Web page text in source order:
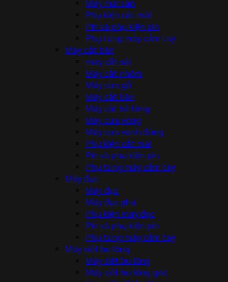
Phụ kiện cắt mài
Pin và phụ kiện pin
Phụ tùng máy cầm tay
Máy cắt bàn
máy cắt sắt
Máy cắt nhôm
Máy cưa gỗ
Máy cắt bàn
Máy cắt bê tông
Máy cưa vòng
Máy cưa vanh đứng
Phụ kiện cắt mài
Pin và phụ kiện pin
Phụ tùng máy cầm tay
Máy đục
Máy đục
Máy đục phá
Phụ kiện máy đục
Pin và phụ kiện pin
Phụ tùng máy cầm tay
Máy siết bu lông
Máy siết bu lông
Máy siết bu lông góc